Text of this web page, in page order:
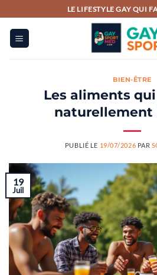
au
contenu
LE LIFESTYLE GAY QUI
BIEN-ÊTRE
Les aliments
naturellement
PUBLIÉ LE 19/07/2026 PAR
19
Juil